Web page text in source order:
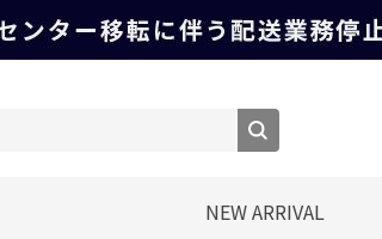
NEW ARRIVAL